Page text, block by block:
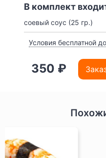
В комплект
соевый соус (25 гр.)
Условия бесплатной
350 ₽